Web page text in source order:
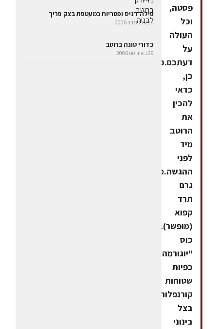
פסטה,
וכל
העולה
על
דעתכם.כמו
כן,
כדאי
להכין
את
הרוטב
מיד
לפני
גרם
תרד
קפוא
(מופשר)1
כוס
כפיות
שטוחות
בצל
בינוני
פילה דניס ופטריות במעטפת בצק פריך
4 בספטמבר 2006
כדורי טונה ברוטב
29 באוגוסט 2006